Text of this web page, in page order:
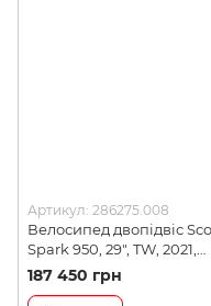
Артикул: 286275.008
Велосипед двопідвіс
Spark 950, 29", TW, 2021,
Grey, M (286275.008)
187 450 грн